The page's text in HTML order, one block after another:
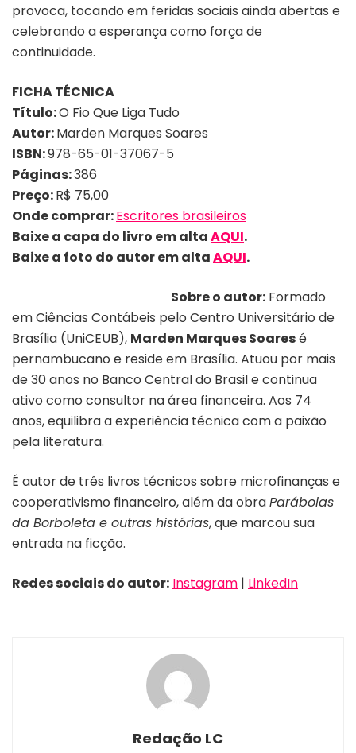
provoca, tocando em feridas sociais ainda abertas e
celebrando a esperança como força de
continuidade.
FICHA TÉCNICA
Título:O Fio Que Liga Tudo
Autor:Marden Marques Soares
ISBN:978-65-01-37067-5
Páginas:386
Preço:R$ 75,00
Onde comprar:Escritores brasileiros
Baixe a capa do livro em altaAQUI.
Baixe a foto do autor em altaAQUI.
Sobre o autor: Formado
em Ciências Contábeis pelo Centro Universitário de
Brasília (UniCEUB), Marden Marques Soaresé
pernambucano e reside em Brasília. Atuou por mais
de 30 anos no Banco Central do Brasil e continua
ativo como consultor na área financeira. Aos 74
anos, equilibra a experiência técnica com a paixão
pela literatura.
É autor de três livros técnicos sobre microfinanças e
cooperativismo financeiro, além da obraParábolas
da Borboleta e outras histórias, que marcou sua
entrada na ficção.
Redes sociais do autor: Instagram | LinkedIn
Redação LC